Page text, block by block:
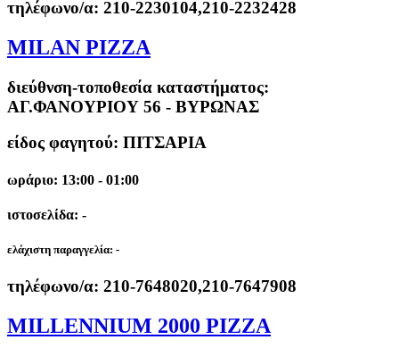
τηλέφωνο/α: 210-2230104,210-2232428
MILAN PIZZA
διεύθνση-τοποθεσία καταστήματος:
ΑΓ.ΦΑΝΟΥΡΙΟΥ 56 - ΒΥΡΩΝΑΣ
είδος φαγητού: ΠΙΤΣΑΡΙΑ
ωράριο: 13:00 - 01:00
ιστοσελίδα: -
ελάχιστη παραγγελία: -
τηλέφωνο/α: 210-7648020,210-7647908
MILLENNIUM 2000 PIZZA